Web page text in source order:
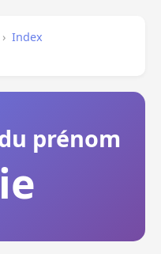
› Index
prénom